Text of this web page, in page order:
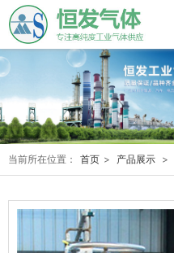
当前所在位置： 首页 > 产品展示 >